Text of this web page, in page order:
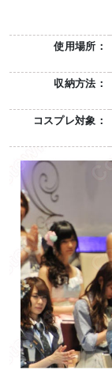
使用場所：
収納方法：
コスプレ対象：